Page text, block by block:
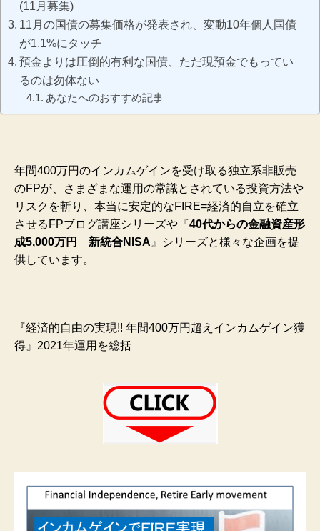
(11月募集)
11月の国債の募集価格が発表され、変動10年個人国債
が1.1%にタッチ
預金よりは圧倒的有利な国債、ただ現預金でもってい
るのは勿体ない
あなたへのおすすめ記事
年間400万円のインカムゲインを受け取る独立系非販売
のFPが、さまざまな運用の常識とされている投資方法や
リスクを斬り、本当に安定的なFIRE=経済的自立を確立
させるFPブログ講座シリーズや 『40代からの金融資産形
成5,000万円 新統合NISA 』シリーズと様々な企画を提
供しています。
『経済的自由の実現!! 年間400万円超えインカムゲイン獲
得』2021年運用を総括